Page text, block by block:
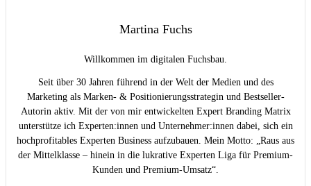
Martina Fuchs
Willkommen im digitalen Fuchsbau.
Seit über 30 Jahren führend in der Welt der Medien und des
Marketing als Marken- & Positionierungsstrategin und Bestseller-
Autorin aktiv. Mit der von mir entwickelten Expert Branding Matrix
unterstütze ich Experten:innen und Unternehmer:innen dabei, sich ein
hochprofitables Experten Business aufzubauen. Mein Motto: „Raus aus
der Mittelklasse – hinein in die lukrative Experten Liga für Premium-
Kunden und Premium-Umsatz“.